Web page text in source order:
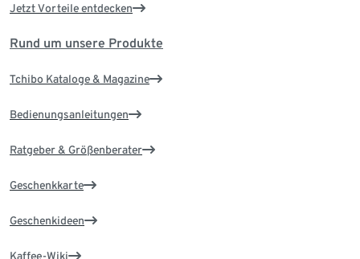
Jetzt Vorteile entdecken
Rund um unsere Produkte
Tchibo Kataloge & Magazine
Bedienungsanleitungen
Ratgeber & Größenberater
Geschenkkarte
Geschenkideen
Kaffee-Wiki